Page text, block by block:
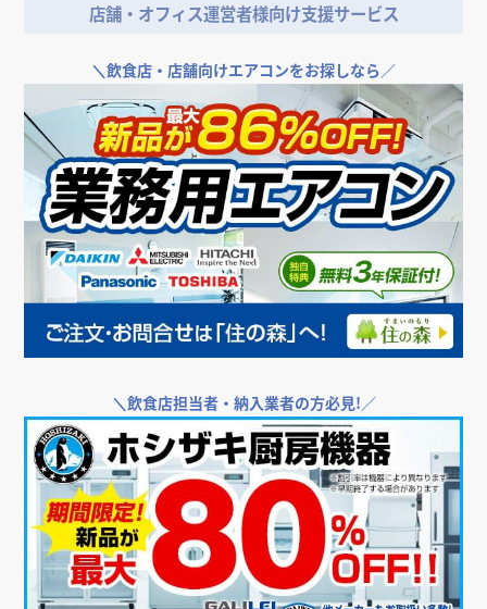
店舗・オフィス運営者様向け支援サービス
＼飲食店・店舗向けエアコンをお探しなら／
＼飲食店担当者・納入業者の方必見!／